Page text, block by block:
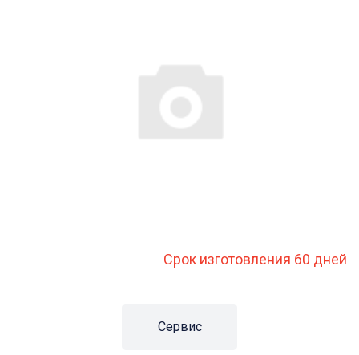
Срок изготовления 60 дней
Сервис